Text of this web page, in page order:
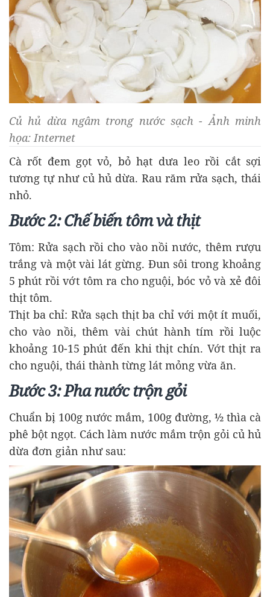
Củ hủ dừa ngâm trong nước sạch - Ảnh minh
họa: Internet
Cà rốt đem gọt vỏ, bỏ hạt dưa leo rồi cắt sợi
tương tự như củ hủ dừa. Rau răm rửa sạch, thái
nhỏ.
Bước 2: Chế biến tôm và thịt
Tôm: Rửa sạch rồi cho vào nồi nước, thêm rượu
trắng và một vài lát gừng. Đun sôi trong khoảng
5 phút rồi vớt tôm ra cho nguội, bóc vỏ và xẻ đôi
thịt tôm.
Thịt ba chỉ: Rửa sạch thịt ba chỉ với một ít muối,
cho vào nồi, thêm vài chút hành tím rồi luộc
khoảng 10-15 phút đến khi thịt chín. Vớt thịt ra
cho nguội, thái thành từng lát mỏng vừa ăn.
Bước 3: Pha nước trộn gỏi
Chuẩn bị 100g nước mắm, 100g đường, ½ thìa cà
phê bột ngọt. Cách làm nước mắm trộn gỏi củ hủ
dừa đơn giản như sau: